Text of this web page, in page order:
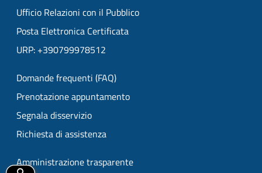
Ufficio Relazioni con il Pubblico
Posta Elettronica Certificata
URP: +390799978512
Domande frequenti (FAQ)
Prenotazione appuntamento
Segnala disservizio
Richiesta di assistenza
Amministrazione trasparente